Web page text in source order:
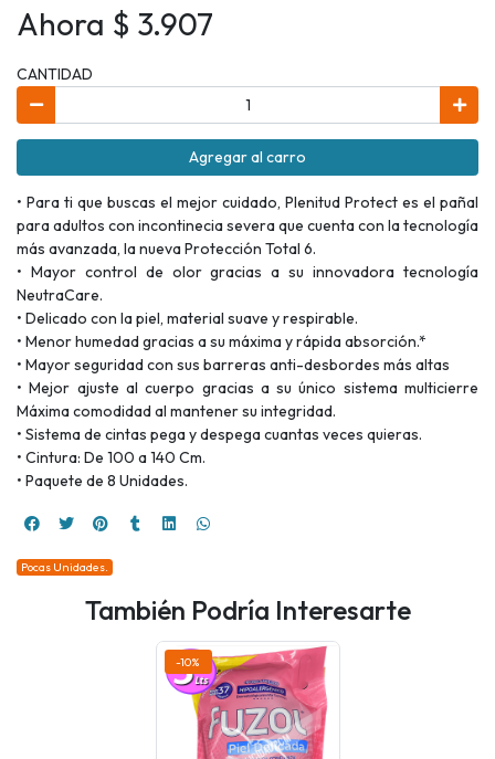
Ahora $ 3.907
CANTIDAD
Agregar al carro
• Para ti que buscas el mejor cuidado, Plenitud Protect es el pañal
para adultos con incontinecia severa que cuenta con la tecnología
más avanzada, la nueva Protección Total 6.
• Mayor control de olor gracias a su innovadora tecnología
NeutraCare.
• Delicado con la piel, material suave y respirable.
• Menor humedad gracias a su máxima y rápida absorción.*
• Mayor seguridad con sus barreras anti-desbordes más altas
• Mejor ajuste al cuerpo gracias a su único sistema multicierre
Máxima comodidad al mantener su integridad.
• Sistema de cintas pega y despega cuantas veces quieras.
• Cintura: De 100 a 140 Cm.
• Paquete de 8 Unidades.
Pocas Unidades.
También Podría Interesarte
-10%